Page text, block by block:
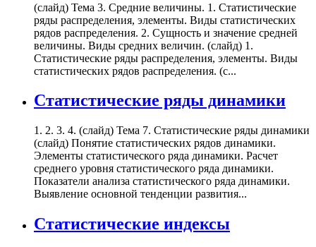
(слайд) Тема 3. Средние величины. 1. Статистические
ряды распределения, элементы. Виды статистических
рядов распределения. 2. Сущность и значение средней
величины. Виды средних величин. (слайд) 1.
Статистические ряды распределения, элементы. Виды
статистических рядов распределения. (с...
Статистические ряды динамики
1. 2. 3. 4. (слайд) Тема 7. Статистические ряды динамики
(слайд) Понятие статистических рядов динамики.
Элементы статистического ряда динамики. Расчет
среднего уровня статистического ряда динамики.
Показатели анализа статистического ряда динамики.
Выявление основной тенденции развития...
Статистические индексы